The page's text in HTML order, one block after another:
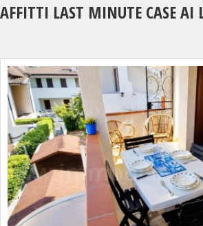
AFFITTI LAST MINUTE CASE AI